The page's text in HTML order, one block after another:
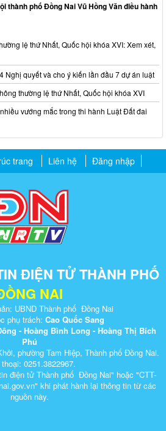
thành phố Đồng Nai Vũ Hồng Văn điều hành
lệ thứ Nhất, Quốc hội khóa XVI: Xem xét,
Nghị quyết và cho ý kiến lần đầu 7 dự án luật
thường lệ thứ Nhất, Quốc hội khóa XVI
vướng mắc trong thi hành Luật Đất đai
trang Liên hệ Đăng nhập
ĐIỆN TỬ THÀNH PHỐ
NAI
UBND Thành phố Đồng Nai
phụ trách: Cao Quốc Sang
- Hoàng Bình Long - Hoàng Thị Bích
Phú
phường Tam Hiệp, Thành phố Đồng Nai.
0251.3822967.
điện tử Thành phố Đồng Nai" hoặc "CTT-
khi ​phát hành lại thông tin từ các
nguồn này.​